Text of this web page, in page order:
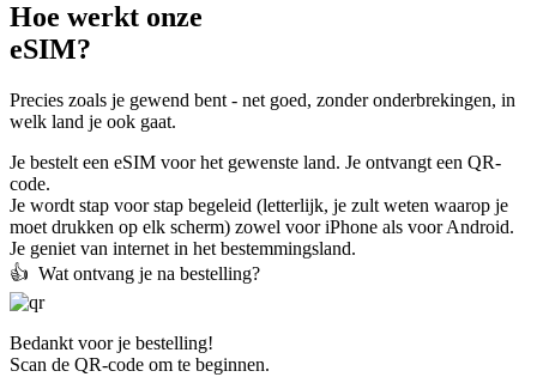
Hoe werkt onze
eSIM?
Precies zoals je gewend bent - net goed, zonder onderbrekingen, in
welk land je ook gaat.
Je bestelt een eSIM voor het gewenste land. Je ontvangt een QR-
code.
Je wordt stap voor stap begeleid (letterlijk, je zult weten waarop je
moet drukken op elk scherm) zowel voor iPhone als voor Android.
Je geniet van internet in het bestemmingsland.
👍️ Wat ontvang je na bestelling?
Bedankt voor je bestelling!
Scan de QR-code om te beginnen.